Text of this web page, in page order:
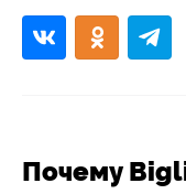
Почему